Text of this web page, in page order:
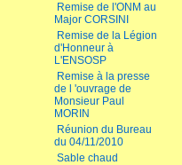
Remise de l'ONM au
Major CORSINI
Remise de la Légion
d'Honneur à
L'ENSOSP
Remise à la presse
de l 'ouvrage de
Monsieur Paul
MORIN
Réunion du Bureau
du 04/11/2010
Sable chaud